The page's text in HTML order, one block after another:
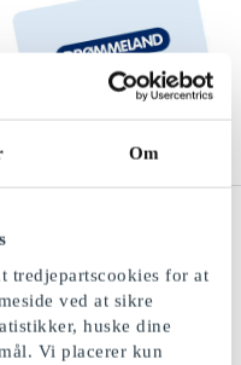
Om
tredjepartscookies for at
ved at sikre
huske dine
Vi placerer kun
Gavekort
Specialiseret
sengeforretning, find alt til
soveværelset her
Fra 200 kr.